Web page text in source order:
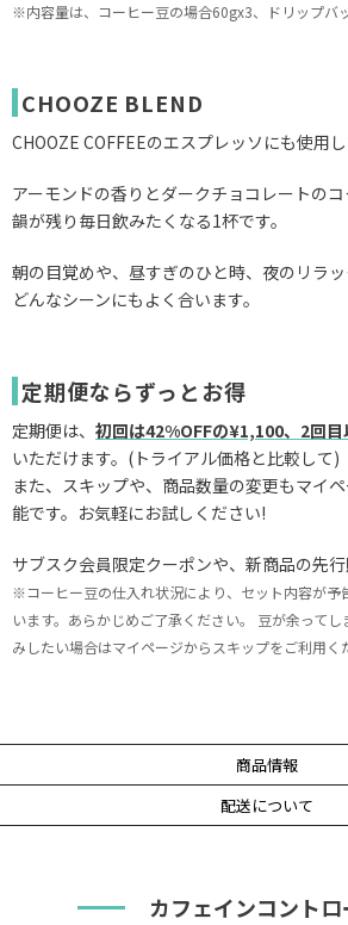
※内容量は、コーヒー豆の場合60gx3、ドリップバ
CHOOZE BLEND
CHOOZE COFFEEのエスプレッソにも使用
アーモンドの香りとダークチョコレートの
韻が残り毎日飲みたくなる1杯です。
朝の目覚めや、昼すぎのひと時、夜のリラッ
どんなシーンにもよく合います。
定期便ならずっとお得
定期便は、 初回は42%OFFの¥1,100、2回
いただけます。(トライアル価格と比較して)
また、スキップや、商品数量の変更もマイ
能です。お気軽にお試しください!
サブスク会員限定クーポンや、新商品の先
※コーヒー豆の仕入れ状況により、セット内容が予
います。あらかじめご了承ください。
豆が余って
みしたい場合はマイページからスキップをご利用く
商品情報
配送について
カフェインコントロ